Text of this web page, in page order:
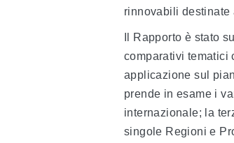
rinnovabili destinate
Il Rapporto è stato
comparativi tematici
applicazione sul
prende in esame i
internazionale; la
singole Regioni e